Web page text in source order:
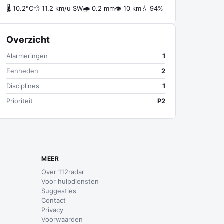
🌡 10.2°C💨 11.2 km/u SW🌧 0.2 mm👁 10 km💧 94%
Overzicht
Alarmeringen
1
Eenheden
2
Disciplines
1
Prioriteit
P2
MEER
Over 112radar
Voor hulpdiensten
Suggesties
Contact
Privacy
Voorwaarden